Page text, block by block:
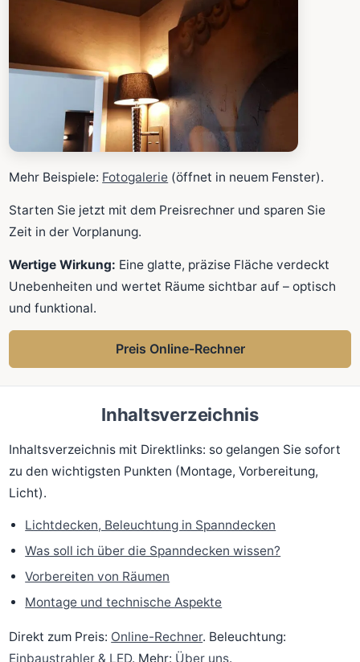
Mehr Beispiele: Fotogalerie (öffnet in neuem Fenster).
Starten Sie jetzt mit dem Preisrechner und sparen Sie
Zeit in der Vorplanung.
Wertige Wirkung: Eine glatte, präzise Fläche verdeckt
Unebenheiten und wertet Räume sichtbar auf – optisch
und funktional.
Preis Online-Rechner
Inhaltsverzeichnis
Inhaltsverzeichnis mit Direktlinks: so gelangen Sie sofort
zu den wichtigsten Punkten (Montage, Vorbereitung,
Licht).
Lichtdecken, Beleuchtung in Spanndecken
Was soll ich über die Spanndecken wissen?
Vorbereiten von Räumen
Montage und technische Aspekte
Direkt zum Preis: Online-Rechner. Beleuchtung:
Einbaustrahler & LED. Mehr: Über uns.